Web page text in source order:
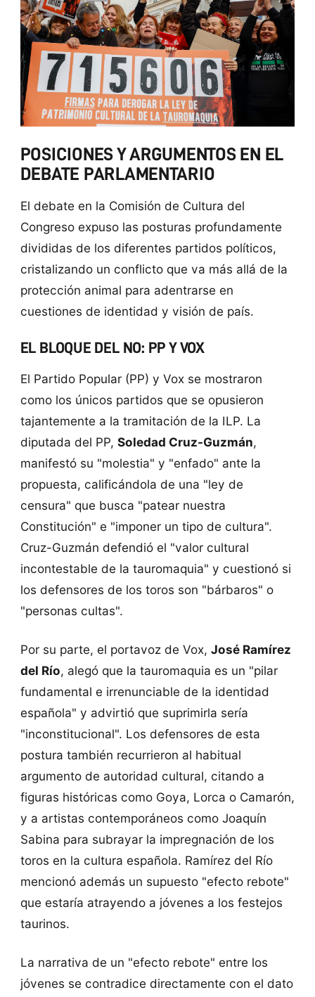
POSICIONES Y ARGUMENTOS EN EL
DEBATE PARLAMENTARIO
El debate en la Comisión de Cultura del
Congreso expuso las posturas profundamente
divididas de los diferentes partidos políticos,
cristalizando un conflicto que va más allá de la
protección animal para adentrarse en
cuestiones de identidad y visión de país.
EL BLOQUE DEL NO: PP Y VOX
El Partido Popular (PP) y Vox se mostraron
como los únicos partidos que se opusieron
tajantemente a la tramitación de la ILP. La
diputada del PP, Soledad Cruz-Guzmán,
manifestó su "molestia" y "enfado" ante la
propuesta, calificándola de una "ley de
censura" que busca "patear nuestra
Constitución" e "imponer un tipo de cultura".
Cruz-Guzmán defendió el "valor cultural
incontestable de la tauromaquia" y cuestionó si
los defensores de los toros son "bárbaros" o
"personas cultas".
Por su parte, el portavoz de Vox, José Ramírez
del Río, alegó que la tauromaquia es un "pilar
fundamental e irrenunciable de la identidad
española" y advirtió que suprimirla sería
"inconstitucional". Los defensores de esta
postura también recurrieron al habitual
argumento de autoridad cultural, citando a
figuras históricas como Goya, Lorca o Camarón,
y a artistas contemporáneos como Joaquín
Sabina para subrayar la impregnación de los
toros en la cultura española. Ramírez del Río
mencionó además un supuesto "efecto rebote"
que estaría atrayendo a jóvenes a los festejos
taurinos.
La narrativa de un "efecto rebote" entre los
jóvenes se contradice directamente con el dato